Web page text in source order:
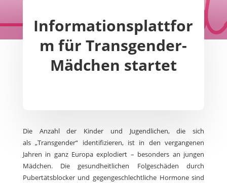
Informationsplattfor
m für Transgender-
Mädchen startet
Die Anzahl der Kinder und Jugendlichen, die sich
als „Transgender“ identifizieren, ist in den vergangenen
Jahren in ganz Europa explodiert – besonders an jungen
Mädchen. Die gesundheitlichen Folgeschäden durch
Pubertätsblocker und gegengeschlechtliche Hormone sind